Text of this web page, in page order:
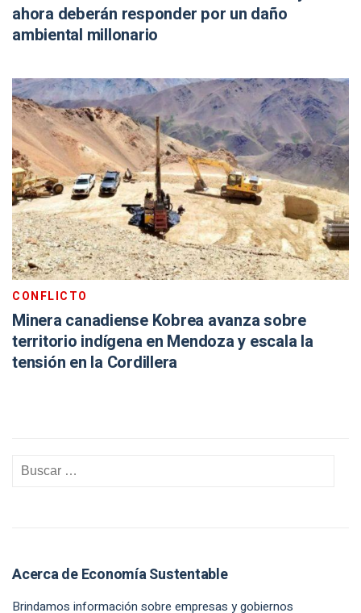
ahora deberán responder por un daño
ambiental millonario
CONFLICTO
Minera canadiense Kobrea avanza sobre
territorio indígena en Mendoza y escala la
tensión en la Cordillera
Acerca de Economía Sustentable
Brindamos información sobre empresas y gobiernos